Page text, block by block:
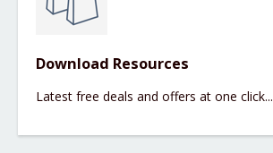
Download Resources
Latest free deals and offers at one click...